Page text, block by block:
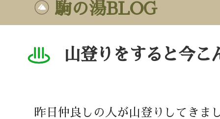
駒の湯BLOG
山登りをすると今こ
昨日仲良しの人が山登りしてきま